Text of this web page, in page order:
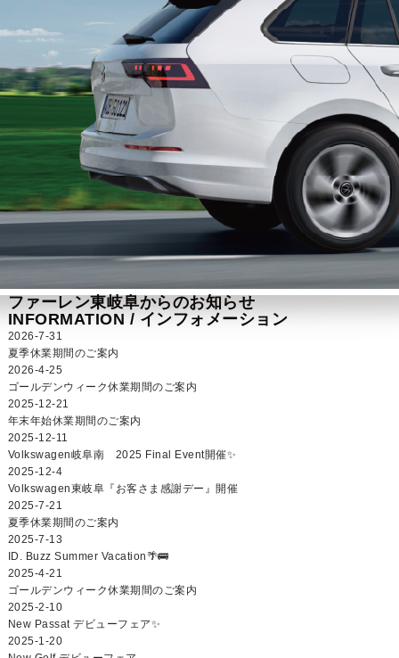
ファーレン東岐阜からのお知らせ
INFORMATION / インフォメーション
2026-7-31
夏季休業期間のご案内
2026-4-25
ゴールデンウィーク休業期間のご案内
2025-12-21
年末年始休業期間のご案内
2025-12-11
Volkswagen岐阜南 2025 Final Event開催✨
2025-12-4
Volkswagen東岐阜『お客さま感謝デー』開催
2025-7-21
夏季休業期間のご案内
2025-7-13
ID. Buzz Summer Vacation🌴🚌
2025-4-21
ゴールデンウィーク休業期間のご案内
2025-2-10
New Passat デビューフェア✨
2025-1-20